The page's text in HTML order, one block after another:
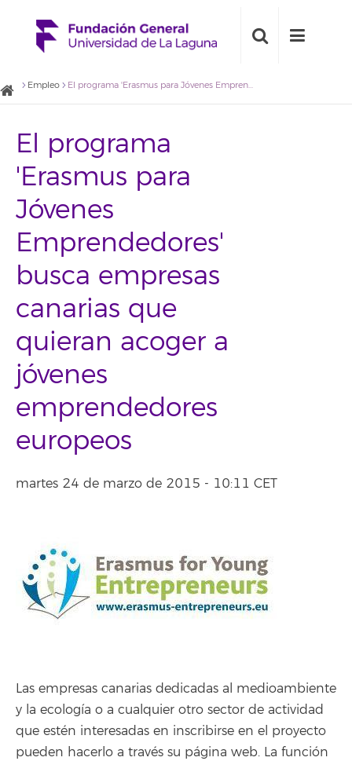
Empleo El programa 'Erasmus para Jóvenes Emprendedores' busca empresas canarias que quieran acoger a jóvenes emprendedores europeos
El programa
'Erasmus para
Jóvenes
Emprendedores'
busca empresas
canarias que
quieran acoger a
jóvenes
emprendedores
europeos
martes 24 de marzo de 2015 - 10:11 CET
Las empresas canarias dedicadas al medioambiente
y la ecología o a cualquier otro sector de actividad
que estén interesadas en inscribirse en el proyecto
pueden hacerlo a través su página web. La función